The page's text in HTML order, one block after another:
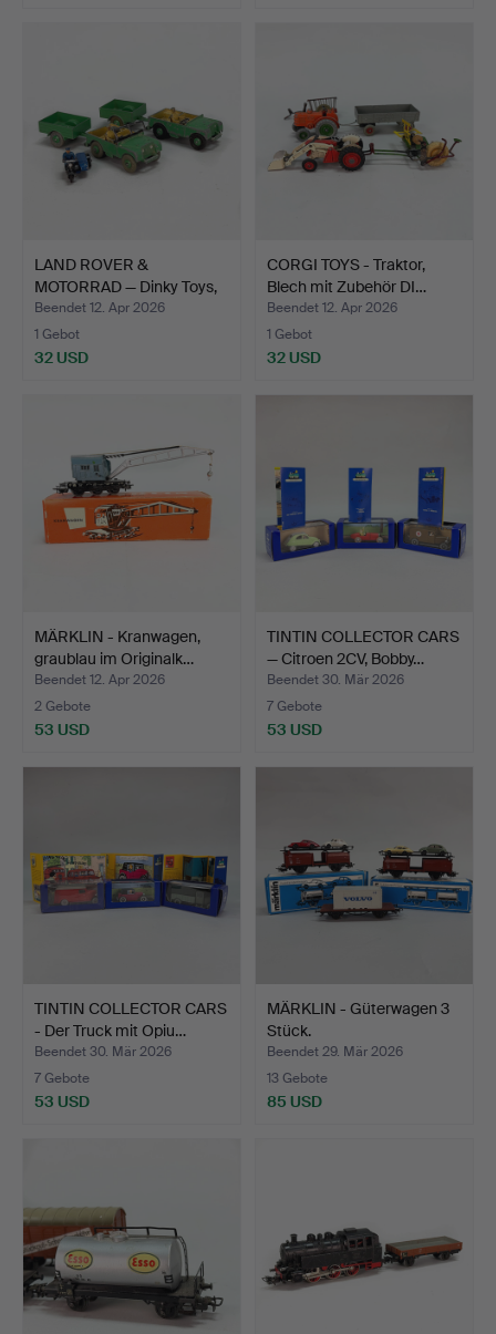
LAND ROVER &
MOTORRAD — Dinky Toys,
herges…
Beendet 12. Apr 2026
1 Gebot
32 USD
CORGI TOYS - Traktor,
Blech mit Zubehör DI…
Beendet 12. Apr 2026
1 Gebot
32 USD
MÄRKLIN - Kranwagen,
graublau im Originalk…
Beendet 12. Apr 2026
2 Gebote
53 USD
TINTIN COLLECTOR CARS
— Citroen 2CV, Bobby…
Beendet 30. Mär 2026
7 Gebote
53 USD
TINTIN COLLECTOR CARS
- Der Truck mit Opiu…
Beendet 30. Mär 2026
7 Gebote
53 USD
MÄRKLIN - Güterwagen 3
Stück.
Beendet 29. Mär 2026
13 Gebote
85 USD